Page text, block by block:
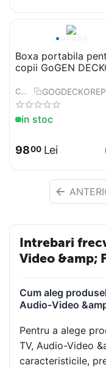
Boxa portabila
copii GoGEN
IPX6, rosu
COD:
in stoc
9800 Lei
Intrebari
Video &amp;
Cum aleg
Audio-Video
Pentru a alege
TV, Audio-Video
caracteristicile,